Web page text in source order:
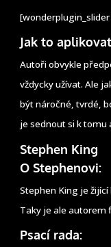
Jak to
Autoři obvykle
vždycky užívat. Ale
být náročné, tvrdé,
je sednout si k tomu
Stephen King
O Stephenovi:
Stephen King je
Taky je ale autorem
Psací rada: